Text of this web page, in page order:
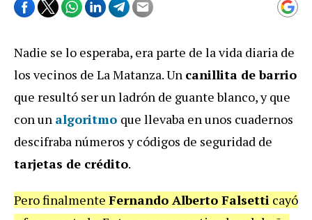
Nadie se lo esperaba, era parte de la vida diaria de
los vecinos de La Matanza. Un canillita de barrio
que resultó ser un ladrón de guante blanco, y que
con un algoritmo que llevaba en unos cuadernos
descifraba números y códigos de seguridad de
tarjetas de crédito.
Pero finalmente Fernando Alberto Falsetti cayó